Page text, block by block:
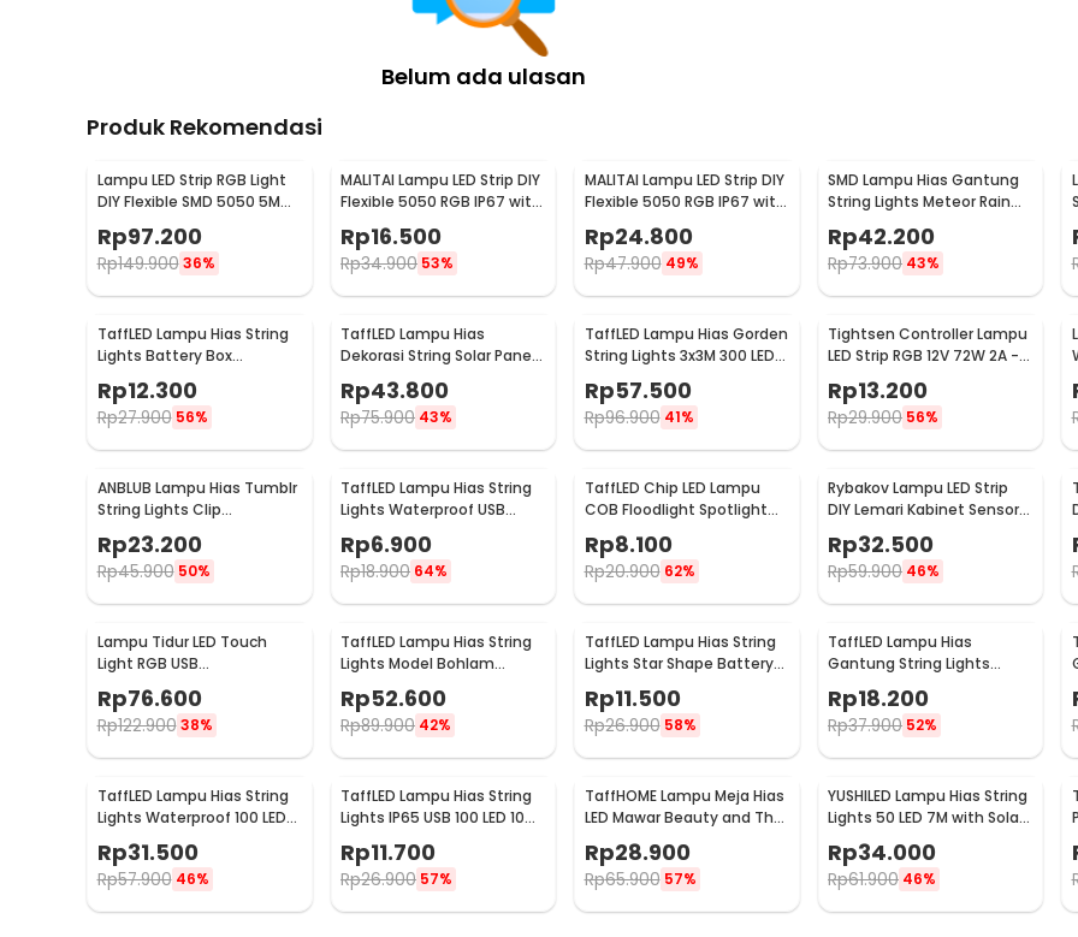
Belum ada ulasan
Produk Rekomendasi
Lampu LED Strip RGB Light
DIY Flexible SMD 5050 5M
with Remote
Rp97.200
Rp149.900 36%
MALITAI Lampu LED Strip DIY
Flexible 5050 RGB IP67 with
USB Controller 1M -
SMD2835
Rp16.500
Rp34.900 53%
MALITAI Lampu LED Strip DIY
Flexible 5050 RGB IP67 with
USB Controller 2M -
SMD2835
Rp24.800
Rp47.900 49%
SMD Lampu Hias Gantung
String Lights Meteor Rain
Cool White 30cm 8 PCS
Rp42.200
Rp73.900 43%
TaffLED Lampu Hias String
Lights Battery Box
Waterproof 50 LED 5M - G5
Rp12.300
Rp27.900 56%
TaffLED Lampu Hias
Dekorasi String Solar Panel
30 LED 8 Mode 6.5M - 896
Rp43.800
Rp75.900 43%
TaffLED Lampu Hias Gorden
String Lights 3x3M 300 LED
Cool White 18W - 300L
Rp57.500
Rp96.900 41%
Tightsen Controller Lampu
LED Strip RGB 12V 72W 2A -
T258
Rp13.200
Rp29.900 56%
ANBLUB Lampu Hias Tumblr
String Lights Clip
Waterproof 20 LED 2M -
0606
Rp23.200
Rp45.900 50%
TaffLED Lampu Hias String
Lights Waterproof USB
Power 50 LED 5M - SZ
Rp6.900
Rp18.900 64%
TaffLED Chip LED Lampu
COB Floodlight Spotlight
220V Cool White 6000K
50W - COB4060-AC220-
50
Rp8.100
Rp20.900 62%
Rybakov Lampu LED Strip
DIY Lemari Kabinet Sensor
Gerak 4.5W 1M - 2835
Rp32.500
Rp59.900 46%
Lampu Tidur LED Touch
Light RGB USB
Rechargeable 1500mAh 5V
3W - F8-1
Rp76.600
Rp122.900 38%
TaffLED Lampu Hias String
Lights Model Bohlam
Waterproof 20 LED 5M -
PD039
Rp52.600
Rp89.900 42%
TaffLED Lampu Hias String
Lights Star Shape Battery
Power 20 LED 3M - 2G11
Rp11.500
Rp26.900 58%
TaffLED Lampu Hias
Gantung String Lights
Model Bohlam Mini
Waterproof 6M - ZYD0931
Rp18.200
Rp37.900 52%
TaffLED Lampu Hias String
Lights Waterproof 100 LED
with Solar Panel - M071
Rp31.500
Rp57.900 46%
TaffLED Lampu Hias String
Lights IP65 USB 100 LED 10M
Warm White - TDC-01
Rp11.700
Rp26.900 57%
TaffHOME Lampu Meja Hias
LED Mawar Beauty and The
Beast Warm White - AC01
Rp28.900
Rp65.900 57%
YUSHILED Lampu Hias String
Lights 50 LED 7M with Solar
Panel - M072
Rp34.000
Rp61.900 46%